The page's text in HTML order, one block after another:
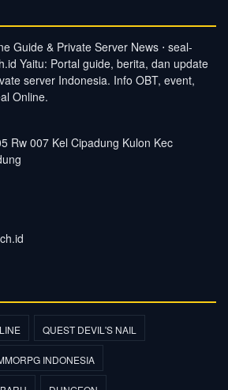
Guide & Private Server News ⋅ seal-
Yaitu: Portal guide, berita, dan update
server Indonesia. Info OBT, event,
Online.
Rw 007 Kel Cipadung Kulon Kec
QUEST DEVIL'S NAIL
INDONESIA